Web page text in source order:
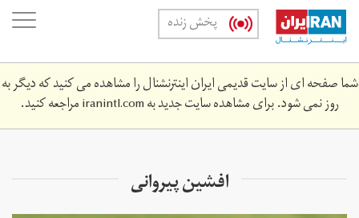
Skip
main
content
پخش زنده
شما صفحه ای از سایت قدیمی ایران اینترنشنال را مشاهده می کنید که دیگر به
روز نمی شود. برای مشاهده سایت جدید بهiranintl.comمراجعه کنید.
افشین پیروانی